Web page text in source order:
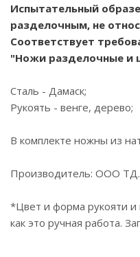
Испытательный
разделочным, не
Соответствует
"Ножи разделочные и
Сталь - Дамаск;
Рукоять - венге, дерево;
В комплекте ножны из
Производитель: ООО
*Цвет и форма рукояти и
как это ручная работа.